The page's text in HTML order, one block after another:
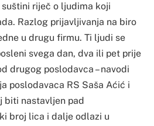
riječ o ljudima koji
Razlog prijavljivanja na biro
u drugu firmu. Ti ljudi se
svega dan, dva ili pet prije
drugog poslodavca – navodi
poslodavaca RS Saša Aćić i
biti nastavljen pad
broj lica i dalje odlazi u